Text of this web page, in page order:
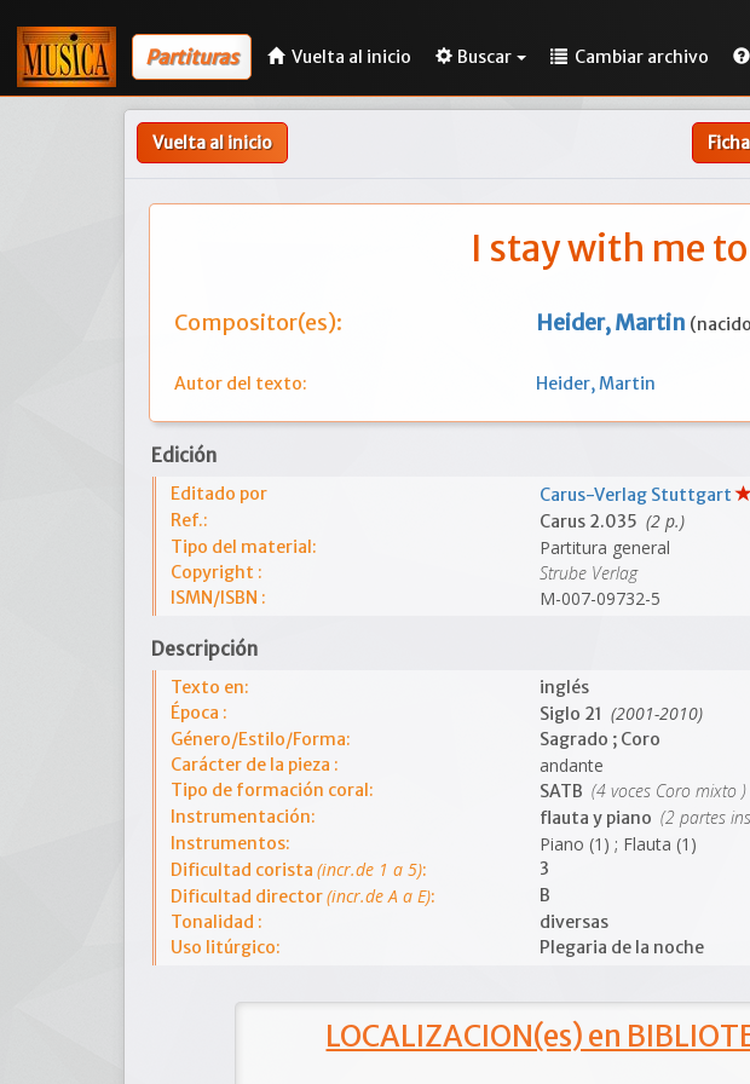
Partituras Vuelta al inicio Buscar Cambiar archivo
Vuelta al inicio
I stay with me
Compositor(es): Heider, Martin
Autor del texto: Heider, Martin
Edición
Editado por Carus-Verlag Stuttgart
Ref.: Carus 2.035 (2 p.)
Tipo del material: Partitura general
Copyright : Strube Verlag
ISMN/ISBN : M-007-09732-5
Descripción
Texto en:
inglés
Época :
Siglo 21 (2001-2010)
Género/Estilo/Forma:
Sagrado ; Coro
Carácter de la pieza :
andante
Tipo de formación coral: SATB (4 voces Coro mixto )
Instrumentación: flauta y piano (2 partes
Instrumentos: Piano (1) ; Flauta (1)
Dificultad corista (incr.de 1 a 5):
3
Dificultad director(incr.de A a E):
B
Tonalidad :
diversas
Uso litúrgico:
Plegaria de la noche
LOCALIZACION(es) en